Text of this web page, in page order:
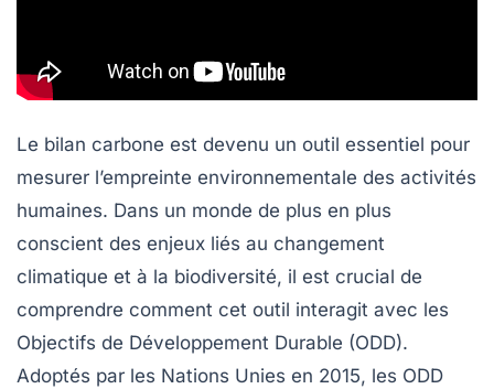
Le bilan carbone est devenu un outil essentiel pour
mesurer l’empreinte environnementale des activités
humaines. Dans un monde de plus en plus
conscient des enjeux liés au changement
climatique et à la biodiversité, il est crucial de
comprendre comment cet outil interagit avec les
Objectifs de Développement Durable (ODD).
Adoptés par les Nations Unies en 2015, les ODD